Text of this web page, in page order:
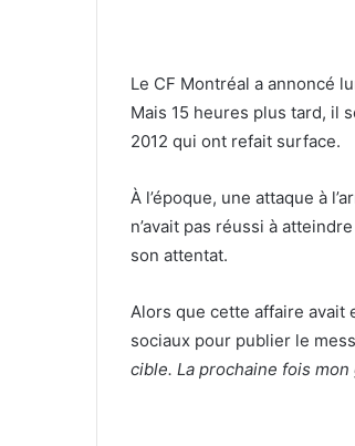
Le CF Montréal a annoncé
Mais 15 heures plus tard, il
2012 qui ont refait surface.
À l’époque, une attaque à
n’avait pas réussi à
son attentat.
Alors que cette affaire avait
sociaux pour publier le
cible. La prochaine fois mon